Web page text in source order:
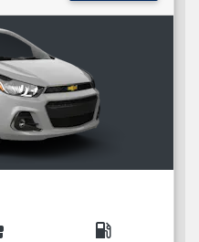
local_gas_station